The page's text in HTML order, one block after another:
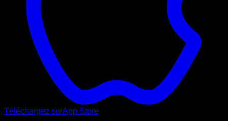
Téléchargez surApp Store